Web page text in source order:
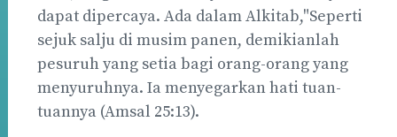
dapat dipercaya. Ada dalam Alkitab,"Seperti
sejuk salju di musim panen, demikianlah
pesuruh yang setia bagi orang-orang yang
menyuruhnya. Ia menyegarkan hati tuan-
tuannya (Amsal 25:13).